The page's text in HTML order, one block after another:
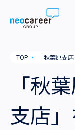
Skip to content
代表メッセージ
事業内容
採用支援
企業情報
TOP ▪ 「秋葉原支
「秋
支店